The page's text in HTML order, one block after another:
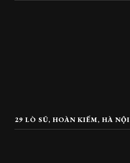
29 LÒ SŨ, HOÀN KIẾM, HÀ NỘI